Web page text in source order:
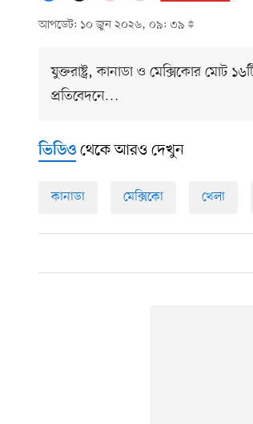
আপডেট: ১০ জুন ২০২৬, ০৯: ৩৯
যুক্তরাষ্ট্র, কানাডা ও মেক্সিকোর মোট
প্রতিবেদনে…
ভিডিও থেকে আরও দেখুন
কানাডা মেক্সিকো খেলা